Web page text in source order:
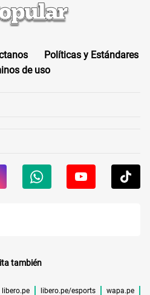
Políticas y Estándares
de uso
también
libero.pe libero.pe/esports wapa.pe